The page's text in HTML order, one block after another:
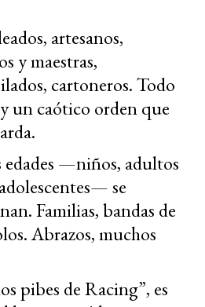
artesanos,
y maestras,
cartoneros. Todo
un caótico orden que
edades —niños, adultos
se
Familias, bandas de
Abrazos, muchos
pibes de Racing”, es